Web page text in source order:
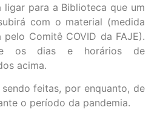
para a Biblioteca que um
com o material (medida
Comitê COVID da FAJE).
os dias e horários de
acima.
feitas, por enquanto, de
o período da pandemia.